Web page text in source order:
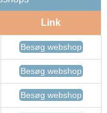
Link
Besøg webshop
Besøg webshop
Besøg webshop